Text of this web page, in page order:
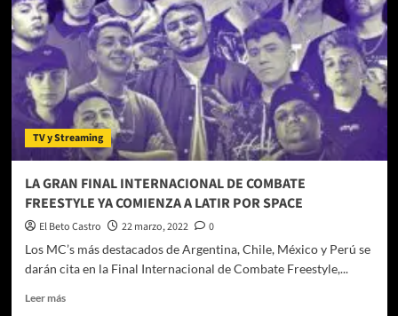
TV y Streaming
LA GRAN FINAL INTERNACIONAL DE COMBATE
FREESTYLE YA COMIENZA A LATIR POR SPACE
El Beto Castro 22 marzo, 2022
0
Los MC’s más destacados de Argentina, Chile, México y Perú se
darán cita en la Final Internacional de Combate Freestyle,...
Leer másLeer